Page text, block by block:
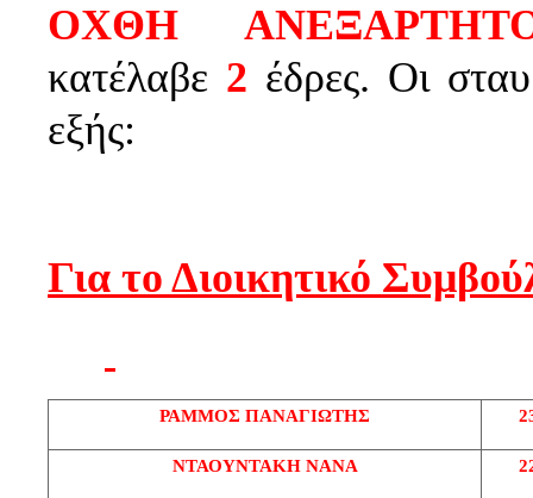
ΟΧΘΗ 
κατέλαβε 2 έδρες. Οι
εξής:
Για το Διοικητικό
ΡΑΜΜΟΣ ΠΑΝΑΓΙΩΤΗΣ
ΝΤΑΟΥΝΤΑΚΗ ΝΑΝΑ